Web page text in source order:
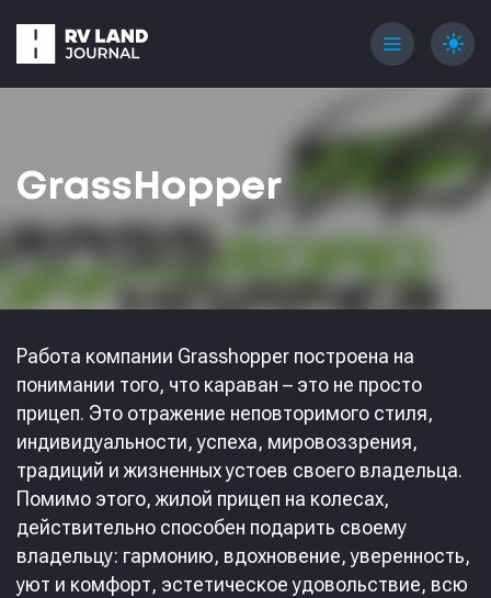
menu light_mode
GrassHopper
Работа компании Grasshopper построена на
понимании того, что караван – это не просто
прицеп. Это отражение неповторимого стиля,
индивидуальности, успеха, мировоззрения,
традиций и жизненных устоев своего владельца.
Помимо этого, жилой прицеп на колесах,
действительно способен подарить своему
владельцу: гармонию, вдохновение, уверенность,
уют и комфорт, эстетическое удовольствие, всю